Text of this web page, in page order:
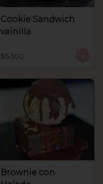
Cookie Sandwich
vainilla
$5.300
Brownie con